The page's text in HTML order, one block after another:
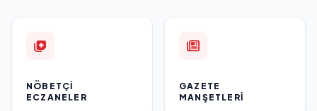
NÖBETÇI
ECZANELER
GAZETE
MANŞETLERI